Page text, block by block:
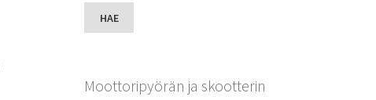
HAE
Moottoripyörän ja skootterin